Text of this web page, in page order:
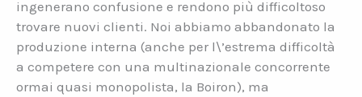
ingenerano confusione e rendono più difficoltoso
trovare nuovi clienti. Noi abbiamo abbandonato la
produzione interna (anche per l\’estrema difficoltà
a competere con una multinazionale concorrente
ormai quasi monopolista, la Boiron), ma